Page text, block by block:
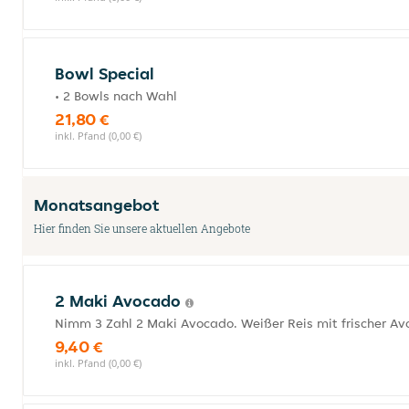
Bowl Special
• 2 Bowls nach Wahl
21,80 €
inkl. Pfand (0,00 €)
Monatsangebot
Hier finden Sie unsere aktuellen Angebote
2 Maki Avocado
Nimm 3 Zahl 2 Maki Avocado. Weißer Reis mit frischer
9,40 €
inkl. Pfand (0,00 €)